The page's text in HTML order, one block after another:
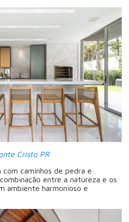
Cristo PR
caminhos de pedra e
entre a natureza e os
ambiente harmonioso e